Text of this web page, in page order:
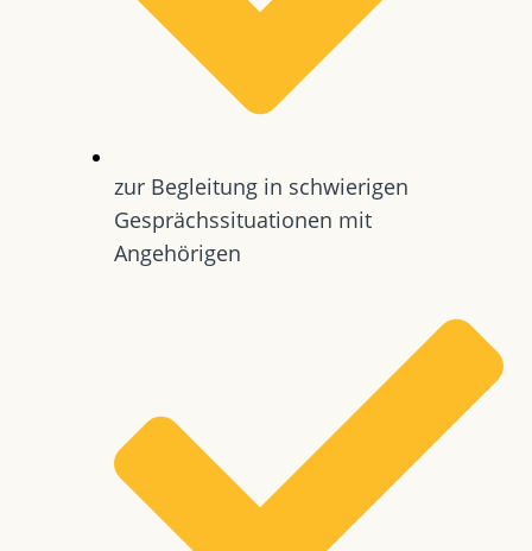
zur Begleitung in schwierigen
Gesprächssituationen mit
Angehörigen